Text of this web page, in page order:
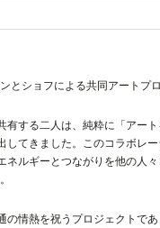
とショフによる共同アートプ
有する二人は、純粋に「アー
してきました。このコラボレ
ルギーとつながりを他の人々
の情熱を祝うプロジェクトで